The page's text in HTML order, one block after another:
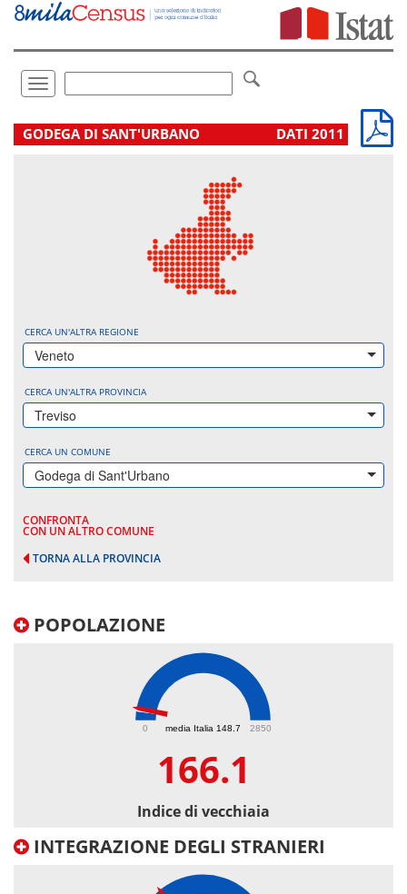
Vai
direttamente
Toggle
navigation
.
GODEGA DI SANT'URBANO DATI 2011
CERCA UN'ALTRA REGIONE
Veneto
CERCA UN'ALTRA PROVINCIA
Treviso
CERCA UN COMUNE
Godega di Sant'Urbano
CONFRONTA
CON UN ALTRO COMUNE
TORNA ALLA PROVINCIA
POPOLAZIONE
media Italia 148.7
0 2850
166.1
Indice di vecchiaia
INTEGRAZIONE DEGLI STRANIERI